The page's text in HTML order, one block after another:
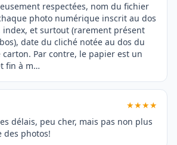
respectées, nom du fichier
photo numérique inscrit au dos
et surtout (rarement présent
date du cliché notée au dos du
Par contre, le papier est un
fin à m…
★★★★
délais, peu cher, mais pas non plus
des photos!